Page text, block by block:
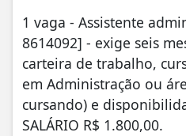
1 vaga - Assistente
8614092] - exige seis
carteira de trabalho,
em Administração ou
cursando) e
SALÁRIO R$ 1.800,00.